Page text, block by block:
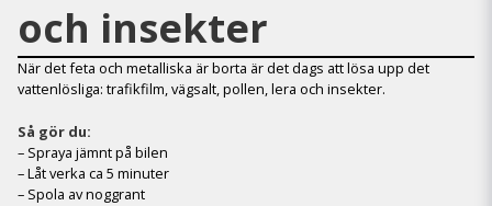
och insekter
När det feta och metalliska är borta är det dags att lösa upp det
vattenlösliga: trafikfilm, vägsalt, pollen, lera och insekter.
Så gör du:
– Spraya jämnt på bilen
– Låt verka ca 5 minuter
– Spola av noggrant